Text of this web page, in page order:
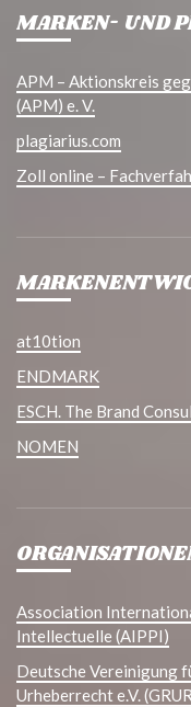
MARKEN- UND
APM – Aktionskreis
(APM) e. V.
plagiarius.com
Zoll online –
at10tion
ENDMARK
ESCH. The Brand
NOMEN
Association
Intellectuelle (AIPPI)
Deutsche Vereinigung
Urheberrecht e.V.